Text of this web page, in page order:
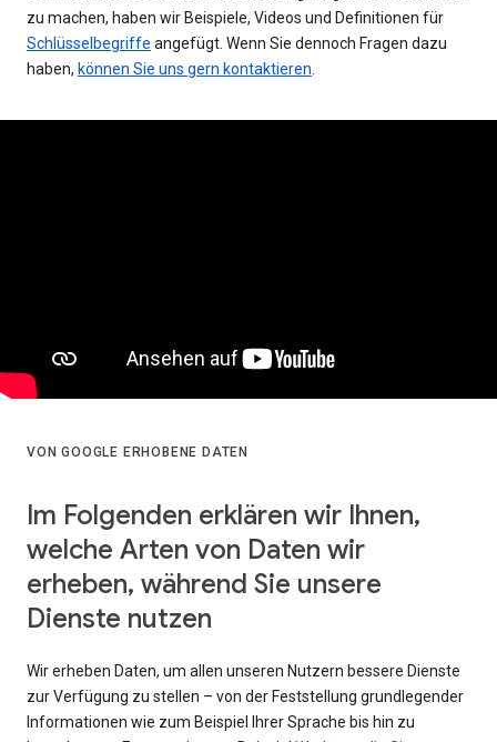
zu machen, haben wir Beispiele, Videos und Definitionen für
Schlüsselbegriffe angefügt. Wenn Sie dennoch Fragen dazu
haben, können Sie uns gern kontaktieren
VON GOOGLE ERHOBENE DATEN
Im Folgenden erklären wir Ihnen,
welche Arten von Daten wir
erheben, während Sie unsere
Dienste nutzen
Wir erheben Daten, um allen unseren Nutzern bessere Dienste
zur Verfügung zu stellen – von der Feststellung grundlegender
Informationen wie zum Beispiel Ihrer Sprache bis hin zu